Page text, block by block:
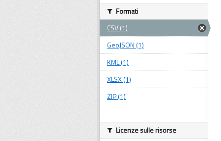
Formati
CSV (1)
GeoJSON (1)
KML (1)
XLSX (1)
ZIP (1)
Licenze sulle risorse